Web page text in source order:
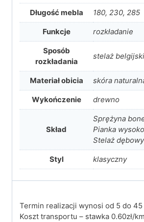
Długość mebla 180, 230, 285
Funkcje rozkładanie
Sposób
rozkładania
stelaż belgijski
Materiał obicia skóra
Wykończenie drewno
Skład
Sprężyna
Pianka
Stelaż dębowy
Styl klasyczny
Termin realizacji wynosi od 5 do
Koszt transportu – stawka 0.60zł/